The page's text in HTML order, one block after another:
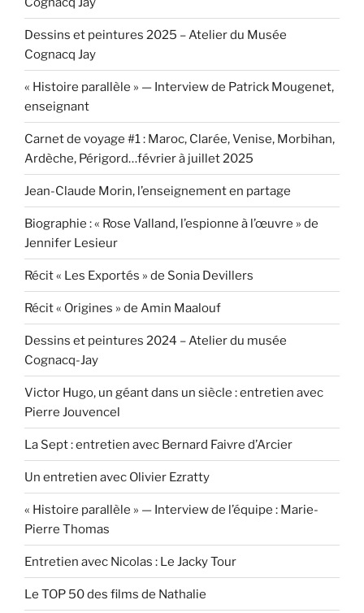
Dessins et peintures 2025 – Atelier du Musée
Cognacq Jay
« Histoire parallèle » — Interview de Patrick Mougenet,
enseignant
Carnet de voyage #1 : Maroc, Clarée, Venise, Morbihan,
Ardèche, Périgord…février à juillet 2025
Jean-Claude Morin, l’enseignement en partage
Biographie : « Rose Valland, l’espionne à l’œuvre » de
Jennifer Lesieur
Récit « Les Exportés » de Sonia Devillers
Récit « Origines » de Amin Maalouf
Dessins et peintures 2024 – Atelier du musée
Cognacq-Jay
Victor Hugo, un géant dans un siècle : entretien avec
Pierre Jouvencel
La Sept : entretien avec Bernard Faivre d’Arcier
Un entretien avec Olivier Ezratty
« Histoire parallèle » — Interview de l’équipe : Marie-
Pierre Thomas
Entretien avec Nicolas : Le Jacky Tour
Le TOP 50 des films de Nathalie